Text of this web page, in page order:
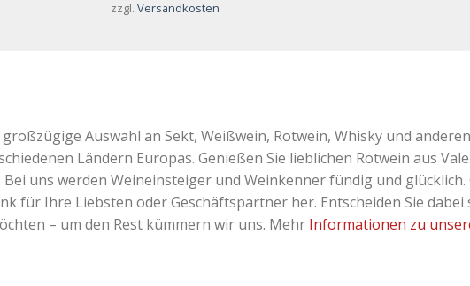
zzgl. Versandkosten
Auswahl an Sekt, Weißwein, Rotwein, Whisky und
Ländern Europas. Genießen Sie lieblichen Rotwein aus
uns werden Weineinsteiger und Weinkenner fündig und
für Ihre Liebsten oder Geschäftspartner her. Entscheiden Sie dabei
– um den Rest kümmern wir uns. Mehr Informationen zu